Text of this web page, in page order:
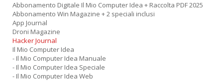
Abbonamento Digitale Il Mio Computer Idea + Raccolta PDF 2025
Abbonamento Win Magazine + 2 speciali inclusi
App Journal
Droni Magazine
Hacker Journal
Il Mio Computer Idea
- Il Mio Computer Idea Manuale
- Il Mio Computer Idea Speciale
- Il Mio Computer Idea Web